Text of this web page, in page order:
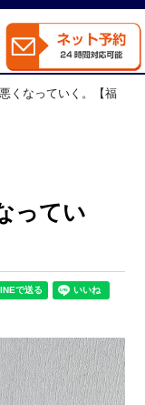
くなっていく。【福
ってい